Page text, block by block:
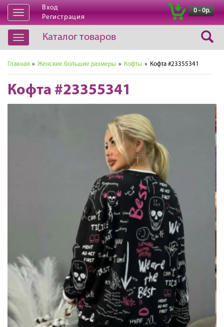
Открыть
навигацию
Вход
Регистрация
0 - 0р.
Открыть
навигацию
Каталог товаров
Главная » Женские большие размеры » Кофты » Кофта #23355341
Кофта #23355341